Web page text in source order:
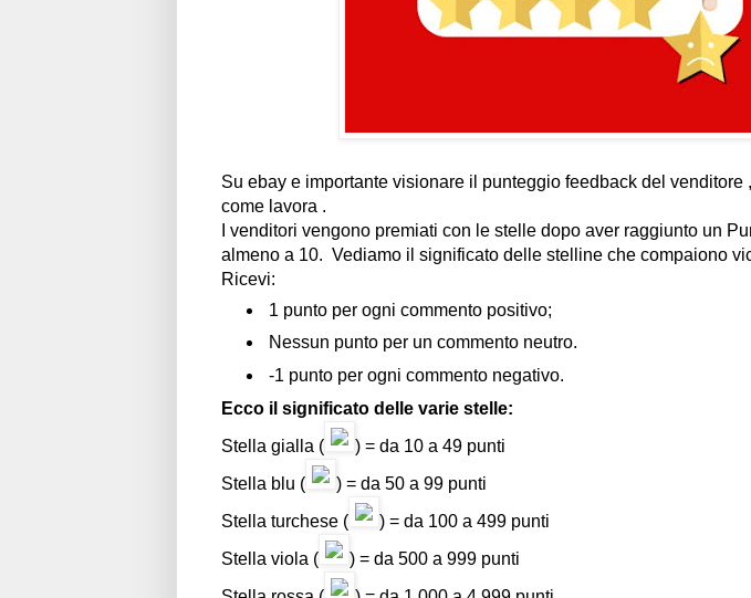
Su ebay e importante visionare il punteggio feedback del venditore
come lavora .
I venditori vengono premiati con le stelle dopo aver raggiunto un
almeno a 10. Vediamo il significato delle stelline che compaiono
Ricevi:
1 punto per ogni commento positivo;
Nessun punto per un commento neutro.
-1 punto per ogni commento negativo.
Ecco il significato delle varie stelle:
Stella gialla (
) = da 10 a 49 punti
Stella blu (
) = da 50 a 99 punti
Stella turchese (
) = da 100 a 499 punti
Stella viola (
) = da 500 a 999 punti